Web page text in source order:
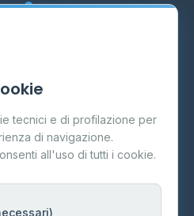
Veneto
tecnici e di profilazione per
di navigazione.
all'uso di tutti i cookie.